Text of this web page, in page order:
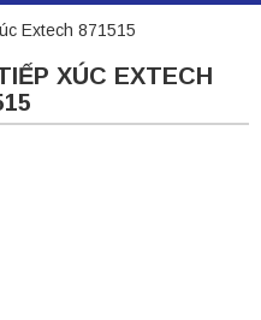
Extech 871515
XÚC EXTECH